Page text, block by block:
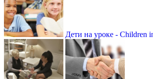
Дети на уроке - Children